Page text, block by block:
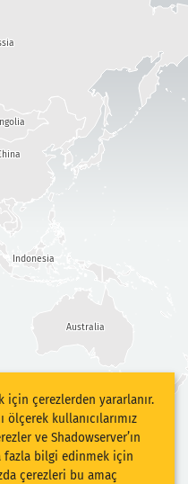
Indonesia
Australia
çerezlerden yararlanır.
ölçerek kullanıcılarımız
ve Shadowserver’ın
fazla bilgi edinmek için
çerezleri bu amaç